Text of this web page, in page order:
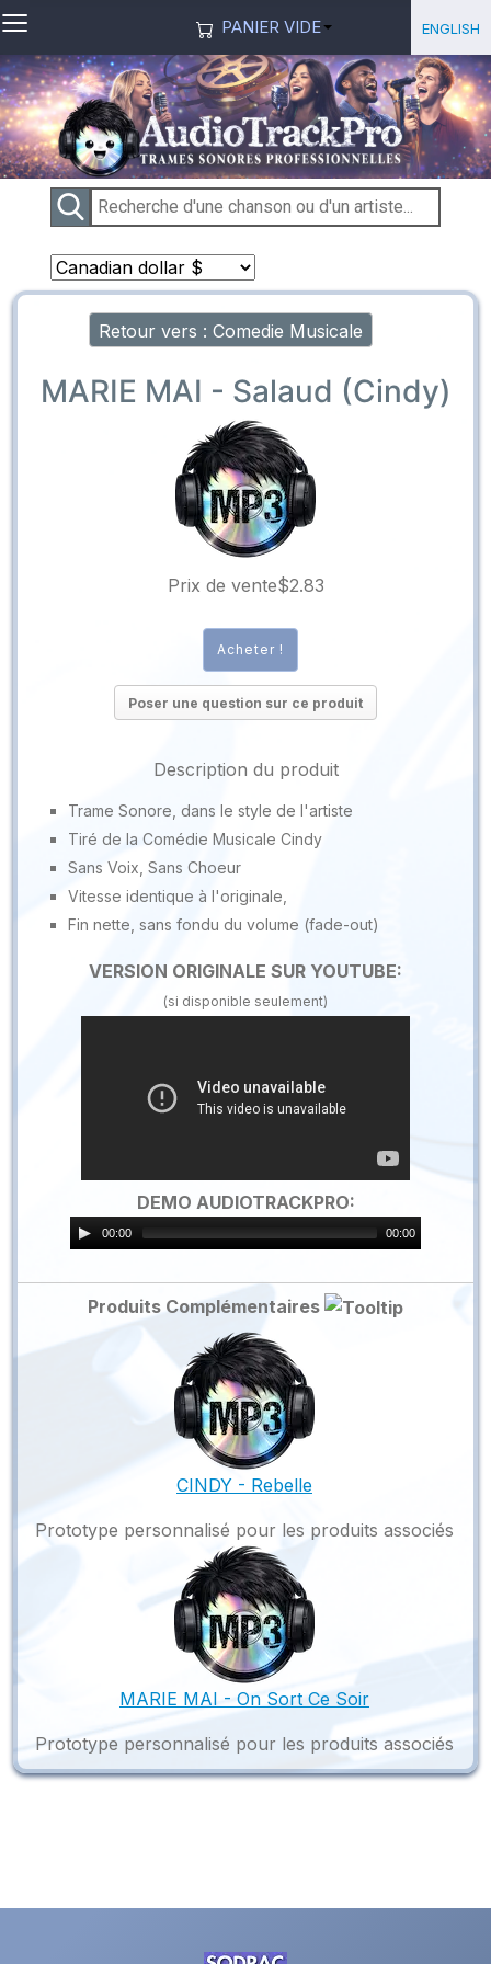
≡ PANIER VIDE English
Retour vers : Comedie Musicale
MARIE MAI - Salaud (Cindy)
Prix ​​de vente$2.83
Poser une question sur ce produit
Description du produit
Trame Sonore, dans le style de l'artiste
Tiré de la Comédie Musicale Cindy
Sans Voix, Sans Choeur
Vitesse identique à l'originale,
Fin nette, sans fondu du volume (fade-out)
VERSION ORIGINALE SUR YOUTUBE:
(si disponible seulement)
DEMO AUDIOTRACKPRO:
00:00 00:00
Produits Complémentaires
CINDY - Rebelle
Prototype personnalisé pour les produits associés
MARIE MAI - On Sort Ce Soir
Prototype personnalisé pour les produits associés